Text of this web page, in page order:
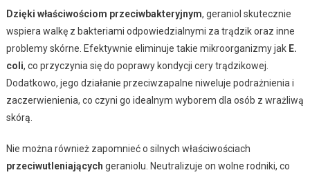
Dzięki właściwościom przeciwbakteryjnym, geraniol skutecznie
wspiera walkę z bakteriami odpowiedzialnymi za trądzik oraz inne
problemy skórne. Efektywnie eliminuje takie mikroorganizmy jak E.
coli, co przyczynia się do poprawy kondycji cery trądzikowej.
Dodatkowo, jego działanie przeciwzapalne niweluje podrażnienia i
zaczerwienienia, co czyni go idealnym wyborem dla osób z wrażliwą
skórą.
Nie można również zapomnieć o silnych właściwościach
przeciwutleniających geraniolu. Neutralizuje on wolne rodniki, co